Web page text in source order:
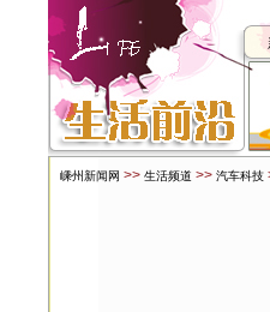
嵊州新闻网 >> 生活频道 >> 汽车科技